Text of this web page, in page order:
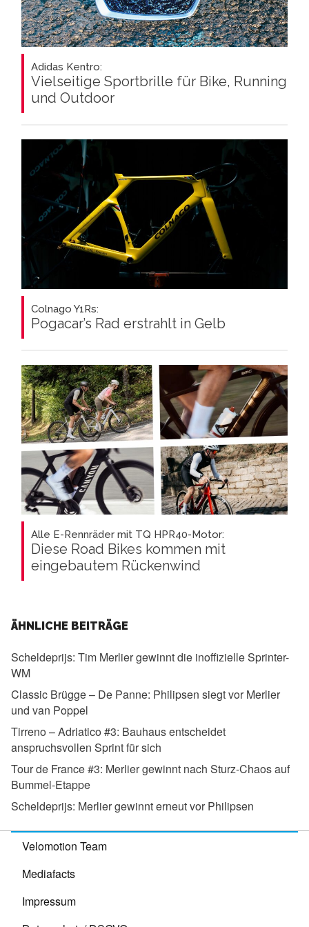
Adidas Kentro:
Vielseitige Sportbrille für Bike, Running
und Outdoor
Colnago Y1Rs:
Pogacar’s Rad erstrahlt in Gelb
Alle E-Rennräder mit TQ HPR40-Motor:
Diese Road Bikes kommen mit
eingebautem Rückenwind
ÄHNLICHE BEITRÄGE
Scheldeprijs: Tim Merlier gewinnt die inoffizielle Sprinter-
WM
Classic Brügge – De Panne: Philipsen siegt vor Merlier
und van Poppel
Tirreno – Adriatico #3: Bauhaus entscheidet
anspruchsvollen Sprint für sich
Tour de France #3: Merlier gewinnt nach Sturz-Chaos auf
Bummel-Etappe
Scheldeprijs: Merlier gewinnt erneut vor Philipsen
Velomotion Team
Mediafacts
Impressum